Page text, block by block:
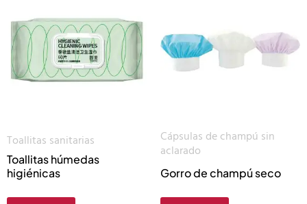
Toallitas sanitarias
Toallitas húmedas
higiénicas
Cápsulas de champú sin
aclarado
Gorro de champú seco